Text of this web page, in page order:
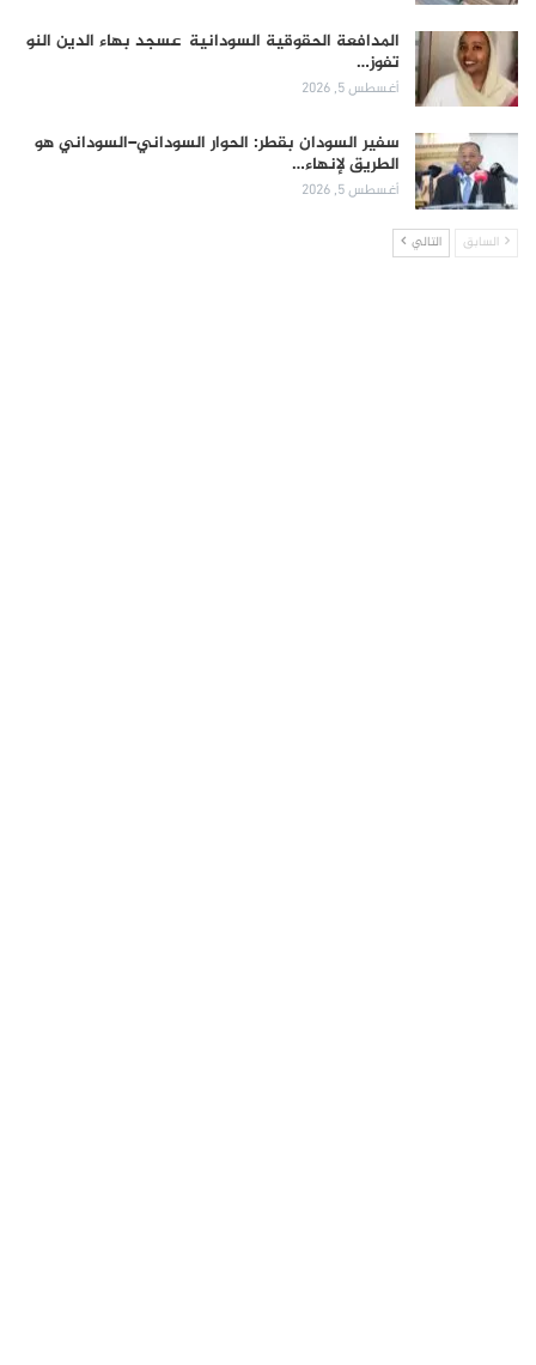
المدافعة الحقوقية السودانية عسجد بهاء الدين النو
تفوز…
أغسطس 5, 2026
سفير السودان بقطر: الحوار السوداني–السوداني هو
الطريق لإنهاء…
أغسطس 5, 2026
السابق التالي